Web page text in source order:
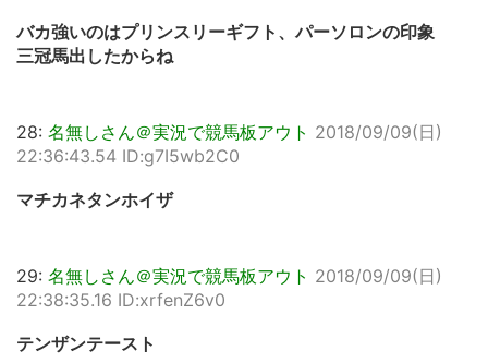
バカ強いのはプリンスリーギフト、パーソロンの印象
三冠馬出したからね
28: 名無しさん＠実況で競馬板アウト 2018/09/09(日)
22:36:43.54 ID:g7I5wb2C0
マチカネタンホイザ
29: 名無しさん＠実況で競馬板アウト 2018/09/09(日)
22:38:35.16 ID:xrfenZ6v0
テンザンテースト